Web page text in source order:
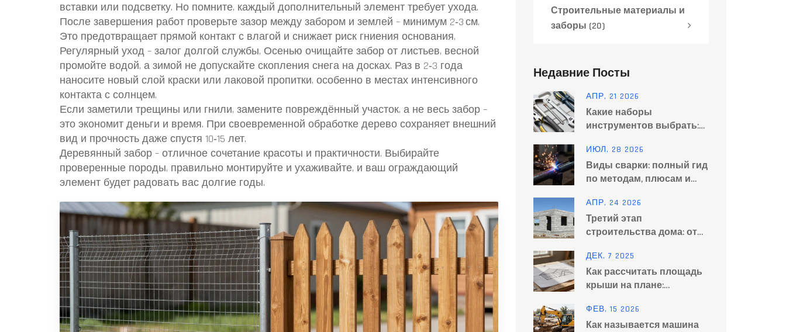
вставки или подсветку. Но помните, каждый дополнительный элемент требует ухода.
После завершения работ проверьте зазор между забором и землей – минимум 2‑3 см.
Это предотвращает прямой контакт с влагой и снижает риск гниения основания.
Регулярный уход – залог долгой службы. Осенью очищайте забор от листьев, весной
промойте водой, а зимой не допускайте скопления снега на досках. Раз в 2‑3 года
наносите новый слой краски или лаковой пропитки, особенно в местах интенсивного
контакта с солнцем.
Если заметили трещины или гнили, замените повреждённый участок, а не весь забор –
это экономит деньги и время. При своевременной обработке дерево сохраняет внешний
вид и прочность даже спустя 10‑15 лет.
Деревянный забор – отличное сочетание красоты и практичности. Выбирайте
проверенные породы, правильно монтируйте и ухаживайте, и ваш ограждающий
элемент будет радовать вас долгие годы.
Строительные материалы и
заборы (20)
Недавние Посты
АПР, 21 2026
Какие наборы
инструментов выбрать:
составу
ИЮЛ, 28 2026
Виды сварки: полный гид
по методам, плюсам и
производства
АПР, 24 2026
Третий этап
строительства дома: от
контура
ДЕК, 7 2025
Как рассчитать площадь
крыши на плане:
для дома
ФЕВ, 15 2026
Как называется машина